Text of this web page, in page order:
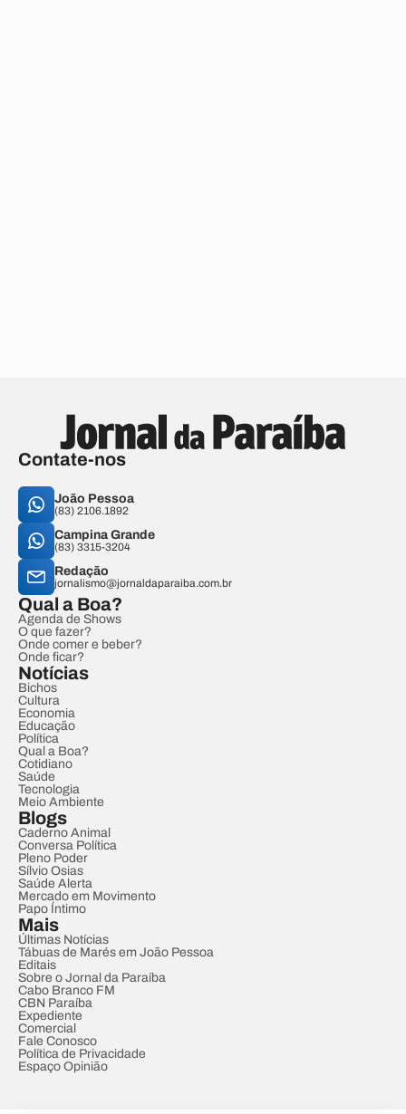
Contate-nos
João Pessoa
(83) 2106.1892
Campina Grande
(83) 3315-3204
Redação
jornalismo@jornaldaparaiba.com.br
Qual a Boa?
Agenda de Shows
O que fazer?
Onde comer e beber?
Onde ficar?
Notícias
Bichos
Cultura
Economia
Educação
Política
Qual a Boa?
Cotidiano
Saúde
Tecnologia
Meio Ambiente
Blogs
Caderno Animal
Conversa Política
Pleno Poder
Sílvio Osias
Saúde Alerta
Mercado em Movimento
Papo Íntimo
Mais
Últimas Notícias
Tábuas de Marés em João Pessoa
Editais
Sobre o Jornal da Paraíba
Cabo Branco FM
CBN Paraíba
Expediente
Comercial
Fale Conosco
Política de Privacidade
Espaço Opinião